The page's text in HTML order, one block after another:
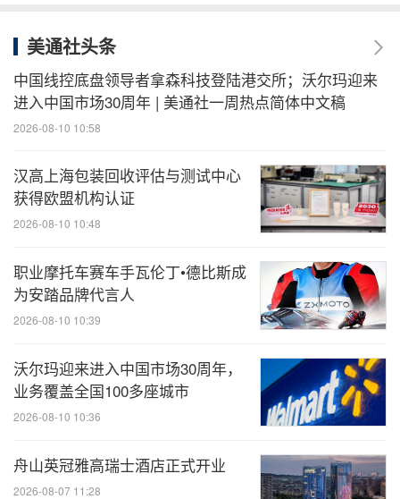
美通社头条
中国线控底盘领导者拿森科技登陆港交所；沃尔玛迎来
进入中国市场30周年 | 美通社一周热点简体中文稿
2026-08-10 10:58
汉高上海包装回收评估与测试中心
获得欧盟机构认证
2026-08-10 10:48
职业摩托车赛车手瓦伦丁•德比斯成
为安踏品牌代言人
2026-08-10 10:39
沃尔玛迎来进入中国市场30周年，
业务覆盖全国100多座城市
2026-08-10 10:36
舟山英冠雅高瑞士酒店正式开业
2026-08-07 11:28